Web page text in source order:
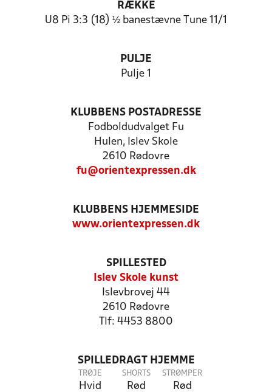
RÆKKE
U8 Pi 3:3 (18) ½ banestævne Tune 11/1
PULJE
Pulje 1
KLUBBENS POSTADRESSE
Fodboldudvalget Fu
Hulen, Islev Skole
2610 Rødovre
fu@orientexpressen.dk
KLUBBENS HJEMMESIDE
www.orientexpressen.dk
SPILLESTED
Islev Skole kunst
Islevbrovej 44
2610 Rødovre
Tlf: 4453 8800
SPILLEDRAGT HJEMME
TRØJE
Hvid
SHORTS
Rød
STRØMPER
Rød